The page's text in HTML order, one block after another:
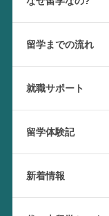
留学までの流れ
就職サポート
留学体験記
新着情報